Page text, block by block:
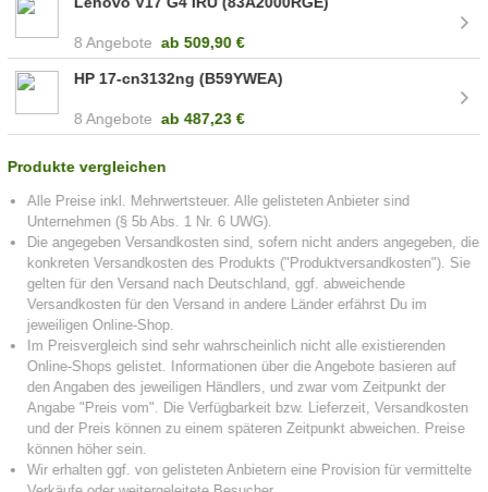
8 Angebote ab 509,90 €
HP 17-cn3132ng (B59YWEA)
8 Angebote ab487,23 €
Produkte vergleichen